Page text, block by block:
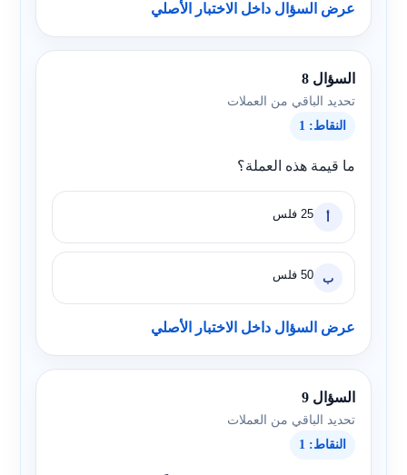
عرض السؤال داخل الاختبار الأصلي
السؤال 8
تحديد الباقي من العملات
النقاط: 1
ما قيمة هذه العملة؟
أ 25 فلس
ب 50 فلس
عرض السؤال داخل الاختبار الأصلي
السؤال 9
تحديد الباقي من العملات
النقاط: 1